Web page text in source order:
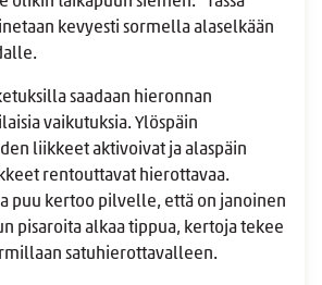
kevyesti sormella alaselkään
saadaan hieronnan
vaikutuksia. Ylöspäin
liikkeet aktivoivat ja alaspäin
rentouttavat hierottavaa.
puu kertoo pilvelle, että on janoinen
pisaroita alkaa tippua, kertoja tekee
satuhierottavalleen.